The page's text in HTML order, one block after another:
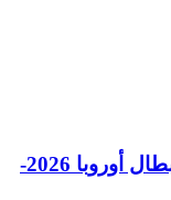
رسميًا الكشف عن نظام دوري أبطال أوروبا 2026-